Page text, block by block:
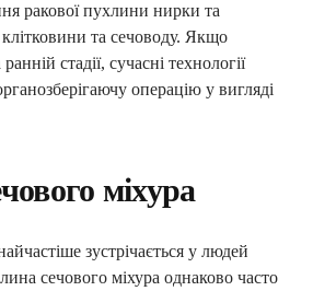
ракової пухлини нирки та
клітковини та сечоводу. Якщо
стадії, сучасні технології
операцію у вигляді
міхура
зустрічається у людей
сечового міхура однаково часто
ТА ОТРИМАЙ